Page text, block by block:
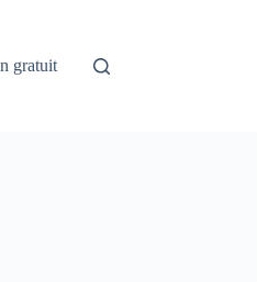
gratuit